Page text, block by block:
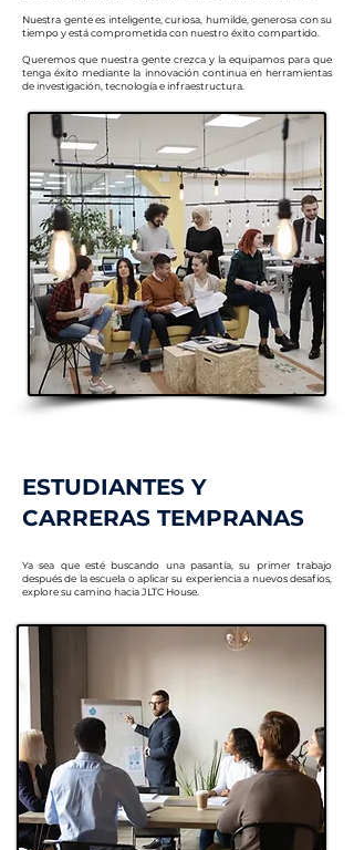
Nuestra gente es inteligente, curiosa, humilde, generosa con su
tiempo y está comprometida con nuestro éxito compartido.
Queremos que nuestra gente crezca y la equipamos para que
tenga éxito mediante la innovación continua en herramientas
de investigación, tecnología e infraestructura.
ESTUDIANTES Y
CARRERAS TEMPRANAS
Ya sea que esté buscando una pasantía, su primer trabajo
después de la escuela o aplicar su experiencia a nuevos desafíos,
explore su camino hacia JLTC House.